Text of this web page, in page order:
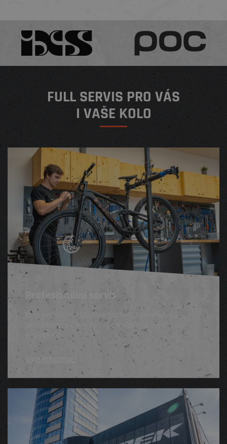
FULL SERVIS PRO VÁS
I VAŠE KOLO
Profesionální servis
Kola seřídíme, zajistíme garanční prohlídky a
pomůžeme s čímkoli, co je třeba. Na všech
pobočkách.
Více informací